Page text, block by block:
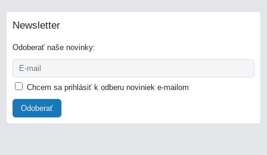
Newsletter
Odoberať naše novinky:
Chcem sa prihlásiť k odberu noviniek e-mailom
Odoberať